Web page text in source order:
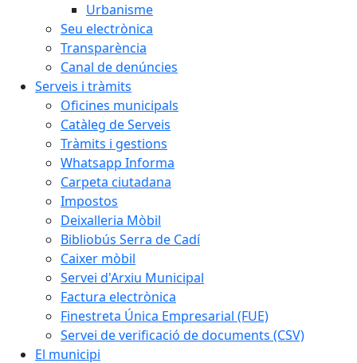
Urbanisme
Seu electrònica
Transparència
Canal de denúncies
Serveis i tràmits
Oficines municipals
Catàleg de Serveis
Tràmits i gestions
Whatsapp Informa
Carpeta ciutadana
Impostos
Deixalleria Mòbil
Bibliobús Serra de Cadí
Caixer mòbil
Servei d'Arxiu Municipal
Factura electrònica
Finestreta Única Empresarial (FUE)
Servei de verificació de documents (CSV)
El municipi